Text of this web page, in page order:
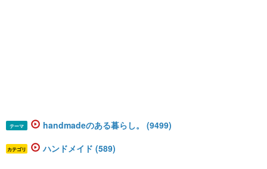
テーマ handmadeのある暮らし。 (9499)
カテゴリ ハンドメイド (589)